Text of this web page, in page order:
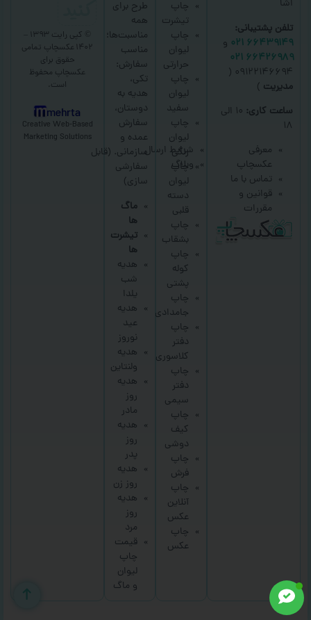
اشا
تلفن پشتیبانی:
۶۶۴۳۹۱۴۹ ۰۲۱
و
۶۶۴۲۶۹۸۹ ۰۲۱
۰۹۱۲۲۱۴۶۶۹۴ (
مدیریت )
ساعت کاری:
۱۰ الی
۱۸
معرفی
عکسچاپ
تماس با ما
قوانین و
مقررات
شرایط ارسال
وبلاگ
چاپ
تیشرت
چاپ
لیوان
حرارتی
چاپ
لیوان
سفید
چاپ
لیوان
رنگی
چاپ
لیوان
دسته
قلبی
چاپ
بشقاب
چاپ
کوله
پشتی
چاپ
جامدادی
چاپ
دفتر
کلاسوری
چاپ
دفتر
سیمی
چاپ
کیف
دوشی
چاپ
فرش
چاپ
آنلاین
عکس
چاپ
عکس
طرح برای
همه
مناسبت‌ها؛
مناسب
سفارش:
تکی،
هدیه به
دوستان،
سفارش
عمده و
سازمانی. (قابل
سفارشی
سازی)
ماگ
ها
تیشرت
ها
هدیه
شب
یلدا
هدیه
عید
نوروز
هدیه
ولنتاین
هدیه
روز
مادر
هدیه
روز
پدر
هدیه
روز زن
هدیه
روز
مرد
قیمت
چاپ
لیوان
و ماگ
۱۴۰۲ عکسچاپ
تمامی
حقوق برای
عکسچاپ محفوظ
است.
mehrta
Creative Web-Based
Marketing Solutions